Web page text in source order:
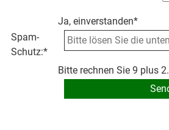
Ja, einverstanden*
Spam-
Schutz:*
Bitte rechnen Sie 9 plus 2.